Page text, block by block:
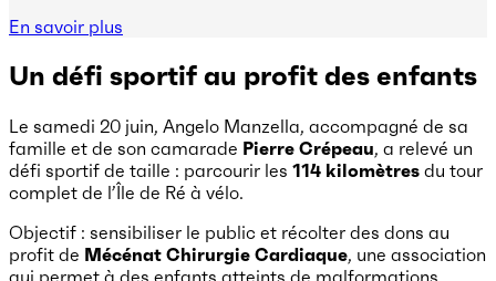
En savoir plus
Un défi sportif au profit des enfants
Le samedi 20 juin, Angelo Manzella, accompagné de sa
famille et de son camarade Pierre Crépeau, a relevé un
défi sportif de taille : parcourir les 114 kilomètres du tour
complet de l’Île de Ré à vélo.
Objectif : sensibiliser le public et récolter des dons au
profit de Mécénat Chirurgie Cardiaque, une association